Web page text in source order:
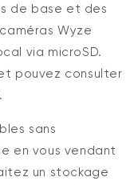
de base et des
Wyze
via microSD.
pouvez consulter
sans
en vous vendant
un stockage